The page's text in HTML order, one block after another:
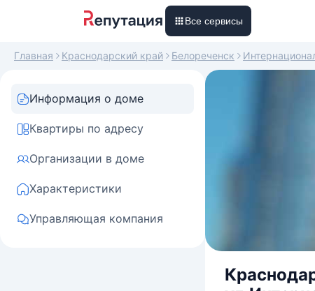
Все сервисы
Главная Краснодарский край Белореченск
Информация о доме
Квартиры по адресу
Организации в доме
Характеристики
Управляющая компания